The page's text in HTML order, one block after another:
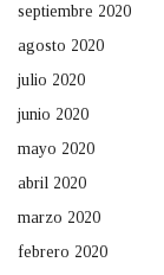
septiembre 2020
agosto 2020
julio 2020
junio 2020
mayo 2020
abril 2020
marzo 2020
febrero 2020